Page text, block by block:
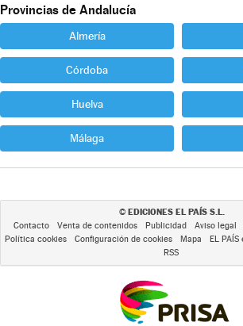
Provincias de Andalucía
Almería
Córdoba
Huelva
Málaga
© EDICIONES EL PAÍS S.L.
Contacto Venta de contenidos Publicidad Aviso legal
Política cookies
Configuración de cookies Mapa EL PAÍS
RSS